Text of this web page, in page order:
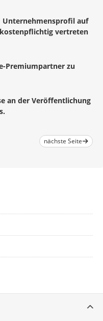
Unternehmensprofil auf
vertreten
Premiumpartner zu
an der Veröffentlichung
nächste Seite